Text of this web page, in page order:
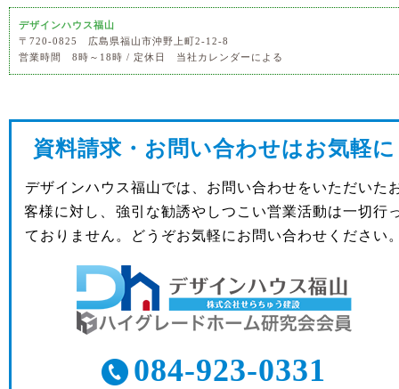
デザインハウス福山
〒720-0825 広島県福山市沖野上町2-12-8
営業時間 8時～18時 / 定休日 当社カレンダーによる
資料請求・お問い合わせはお気軽に
デザインハウス福山では、お問い合わせをいただいた
客様に対し、強引な勧誘やしつこい営業活動は一切行
ておりません。どうぞお気軽にお問い合わせください
084-923-0331